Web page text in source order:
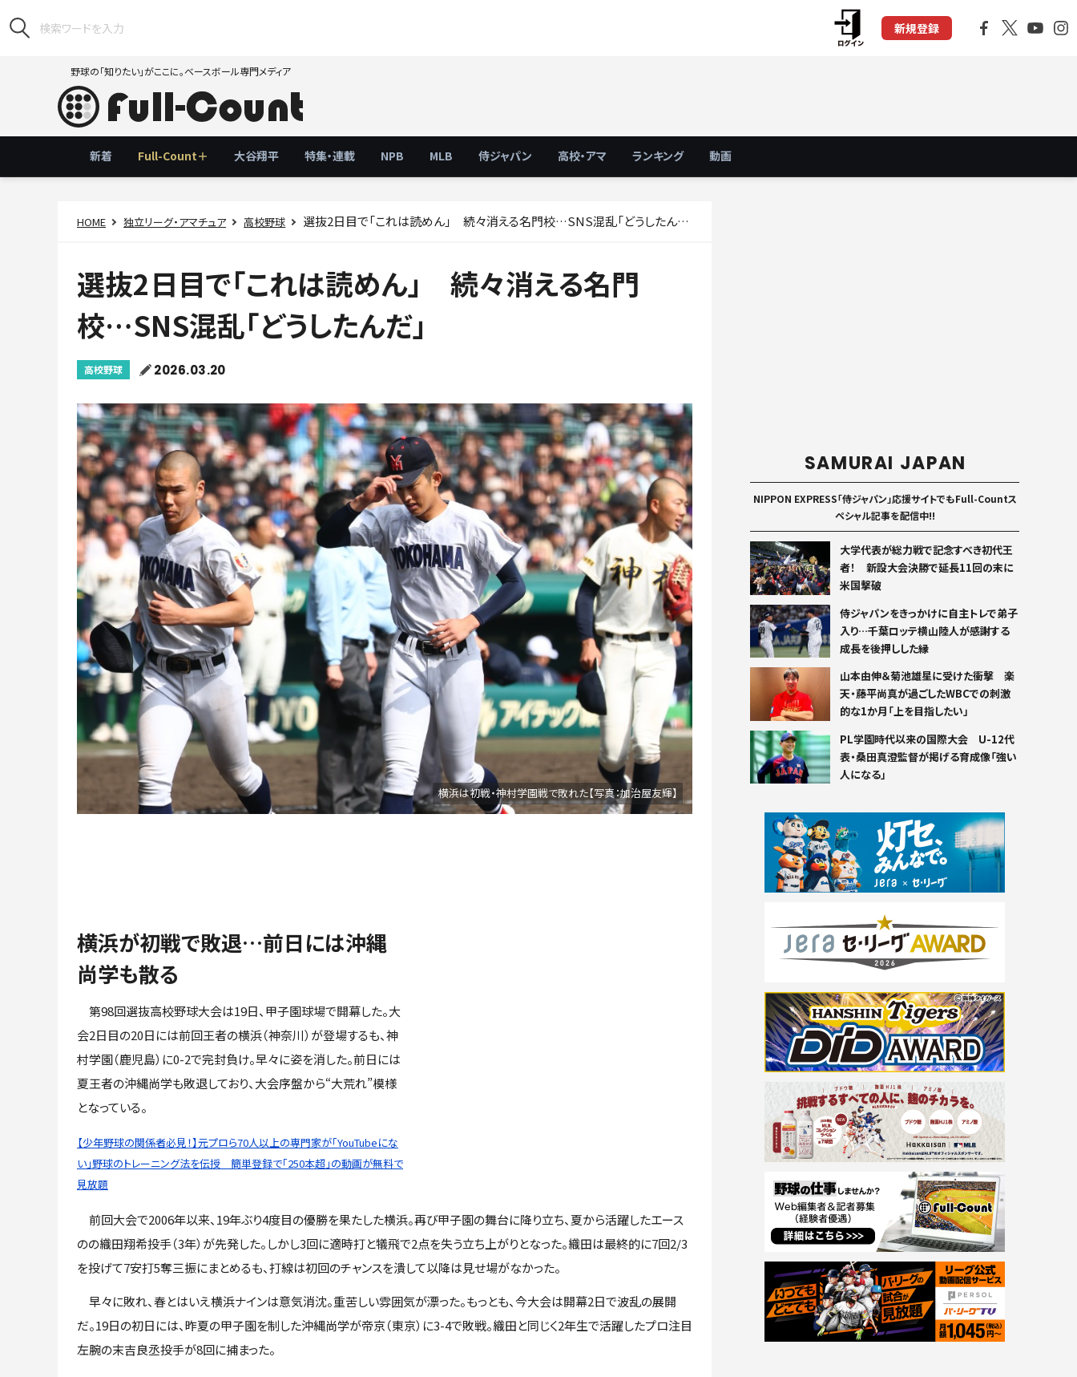
新規登録
野球の「知りたい」がここに。ベースボール専門メディア
新着 Full-Count＋ 大谷翔平 特集・連載 NPB MLB 侍ジャパン 高校・アマ ランキング 動画
HOME 独立リーグ・アマチュア 高校野球 選抜2日目で「これは読めん」 続々消える名門校…SNS混乱「どうしたんだ」
選抜2日目で「これは読めん」 続々消える名門
校…SNS混乱「どうしたんだ」
高校野球 2026.03.20
横浜は初戦・神村学園戦で敗れた【写真：加治屋友輝】
横浜が初戦で敗退…前日には沖縄
尚学も散る
第98回選抜高校野球大会は19日、甲子園球場で開幕した。大
会2日目の20日には前回王者の横浜（神奈川）が登場するも、神
村学園（鹿児島）に0-2で完封負け。早々に姿を消した。前日には
夏王者の沖縄尚学も敗退しており、大会序盤から“大荒れ”模様
となっている。
【少年野球の関係者必見！】元プロら70人以上の専門家が「YouTubeにな
い」野球のトレーニング法を伝授 簡単登録で「250本超」の動画が無料で
見放題
前回大会で2006年以来、19年ぶり4度目の優勝を果たした横浜。再び甲子園の舞台に降り立ち、夏から活躍したエース
のの織田翔希投手（3年）が先発した。しかし3回に適時打と犠飛で2点を失う立ち上がりとなった。織田は最終的に7回2/3
を投げて7安打5奪三振にまとめるも、打線は初回のチャンスを潰して以降は見せ場がなかった。
早々に敗れ、春とはいえ横浜ナインは意気消沈。重苦しい雰囲気が漂った。もっとも、今大会は開幕2日で波乱の展開
だ。19日の初日には、昨夏の甲子園を制した沖縄尚学が帝京（東京）に3-4で敗戦。織田と同じく2年生で活躍したプロ注目
左腕の末吉良丞投手が8回に捕まった。
SAMURAI JAPAN
NIPPON EXPRESS「侍ジャパン」応援サイトでもFull-Countス
ペシャル記事を配信中!!
大学代表が総力戦で記念すべき初代王
者！ 新設大会決勝で延長11回の末に
米国撃破
侍ジャパンをきっかけに自主トレで弟子
入り…千葉ロッテ横山陸人が感謝する
成長を後押しした縁
山本由伸＆菊池雄星に受けた衝撃 楽
天・藤平尚真が過ごしたWBCでの刺激
的な1か月「上を目指したい」
PL学園時代以来の国際大会 U-12代
表・桑田真澄監督が掲げる育成像「強い
人になる」